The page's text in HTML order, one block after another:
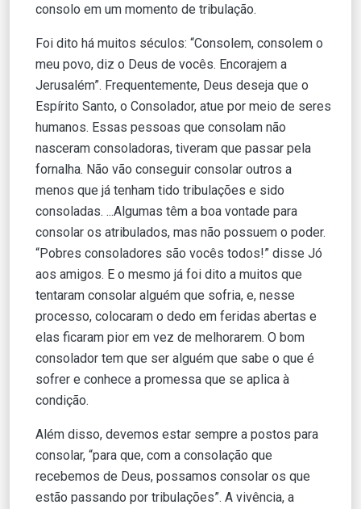
consolo em um momento de tribulação.
Foi dito há muitos séculos: “Consolem, consolem o
meu povo, diz o Deus de vocês. Encorajem a
Jerusalém”. Frequentemente, Deus deseja que o
Espírito Santo, o Consolador, atue por meio de seres
humanos. Essas pessoas que consolam não
nasceram consoladoras, tiveram que passar pela
fornalha. Não vão conseguir consolar outros a
menos que já tenham tido tribulações e sido
consoladas. ...Algumas têm a boa vontade para
consolar os atribulados, mas não possuem o poder.
“Pobres consoladores são vocês todos!” disse Jó
aos amigos. E o mesmo já foi dito a muitos que
tentaram consolar alguém que sofria, e, nesse
processo, colocaram o dedo em feridas abertas e
elas ficaram pior em vez de melhorarem. O bom
consolador tem que ser alguém que sabe o que é
sofrer e conhece a promessa que se aplica à
condição.
Além disso, devemos estar sempre a postos para
consolar, “para que, com a consolação que
recebemos de Deus, possamos consolar os que
estão passando por tribulações”. A vivência, a